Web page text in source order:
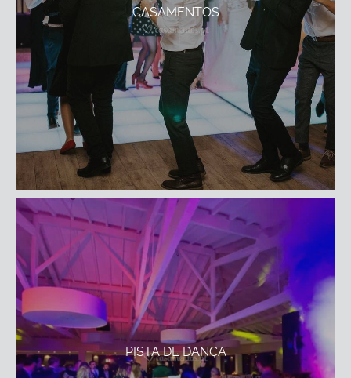
CASAMENTOS
PISTA DE DANÇA